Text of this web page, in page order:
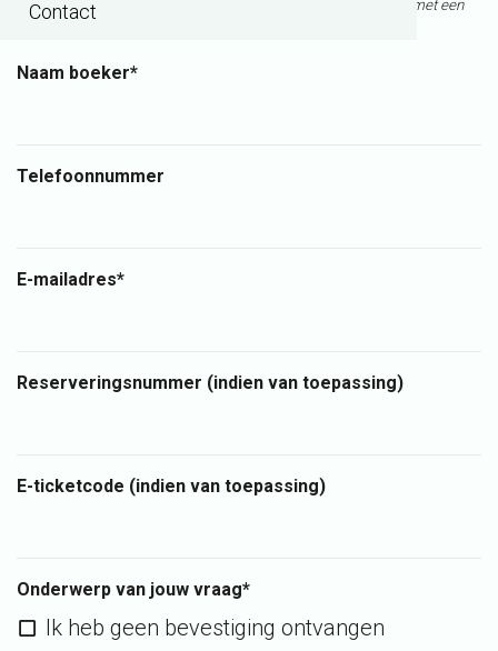
Contact
Na het verzenden van het contactformulier ontvang je een mail met een
Naam boeker*
Telefoonnummer
E-mailadres*
Reserveringsnummer (indien van toepassing)
E-ticketcode (indien van toepassing)
Onderwerp van jouw vraag*
Ik heb geen bevestiging ontvangen